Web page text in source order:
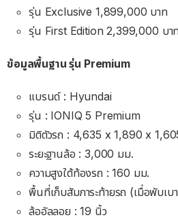
รุ่น Exclusive 1,899,000 บาท
รุ่น First Edition 2,399,000 บาท
ข้อมูลพื้นฐาน รุ่น Premium
แบรนด์ : Hyundai
รุ่น : IONIQ 5 Premium
มิติตัวรถ : 4,635 x 1,890 x
ระยะฐานล้อ : 3,000 มม.
ความสูงใต้ท้องรถ : 160 มม.
พื้นที่เก็บสัมภาระท้ายรถ (เมื่อพับเ
ล้ออัลลอย : 19 นิ้ว